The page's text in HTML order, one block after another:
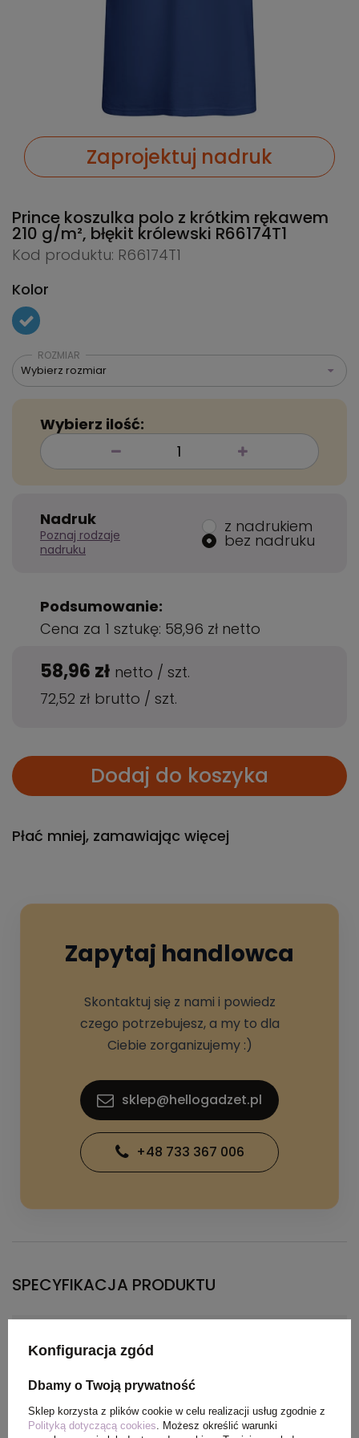
Zaprojektuj nadruk
Prince koszulka polo z krótkim rękawem
210 g/m², błękit królewski R66174T1
Kod produktu: R66174T1
Kolor
ROZMIAR
Wybierz rozmiar
Wybierz ilość:
Nadruk
Poznaj rodzaje
nadruku
z nadrukiem
bez nadruku
Podsumowanie:
Cena za 1 sztukę: 58,96 zł netto
58,96 zł netto / szt.
72,52 zł brutto / szt.
Dodaj do koszyka
Płać mniej, zamawiając więcej
Zapytaj handlowca
Skontaktuj się z nami i powiedz
czego potrzebujesz, a my to dla
Ciebie zorganizujemy :)
sklep@hellogadzet.pl
+48 733 367 006
SPECYFIKACJA PRODUKTU
Konfiguracja zgód
Dbamy o Twoją prywatność
Sklep korzysta z plików cookie w celu realizacji usług zgodnie z
Polityką dotyczącą cookies . Możesz określić warunki